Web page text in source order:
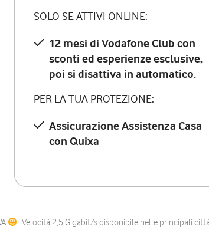
SOLO SE ATTIVI ONLINE:
12 mesi di Vodafone Club con
sconti ed esperienze esclusive,
poi si disattiva in automatico.
PER LA TUA PROTEZIONE:
Assicurazione Assistenza Casa
con Quixa
. Velocità 2,5 Gigabit/s disponibile nelle principali